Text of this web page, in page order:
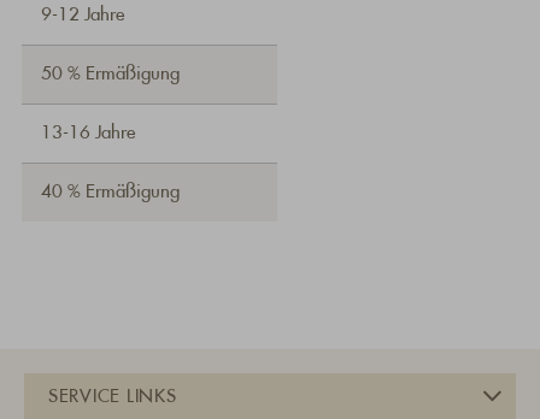
9-12 Jahre
50 % Ermäßigung
13-16 Jahre
40 % Ermäßigung